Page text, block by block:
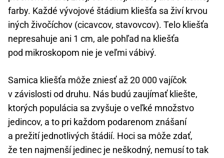
farby. Každé vývojové štádium kliešťa sa živí krvou
iných živočíchov (cicavcov, stavovcov). Telo kliešťa
nepresahuje ani 1 cm, ale pohľad na kliešťa
pod mikroskopom nie je veľmi vábivý.
Samica kliešťa môže zniesť až 20 000 vajíčok
v závislosti od druhu. Nás budú zaujímať kliešte,
ktorých populácia sa zvyšuje o veľké množstvo
jedincov, a to pri každom podarenom znášaní
a prežití jednotlivých štádií. Hoci sa môže zdať,
že ten najmenší jedinec je neškodný, nemusí to tak